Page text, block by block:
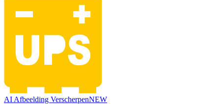
AI Afbeelding VerscherpenNEW